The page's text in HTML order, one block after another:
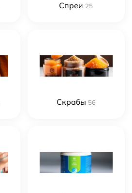
Спреи 25
Скрабы 56